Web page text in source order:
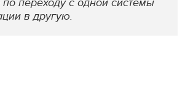
переходу с одной системы
в другую.